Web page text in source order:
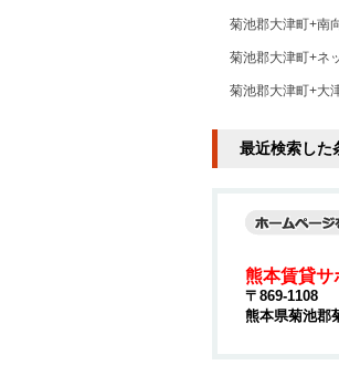
菊池郡大津町+南
菊池郡大津町+ネ
菊池郡大津町+大
最近検索した
熊本賃貸サ
〒869-1108
熊本県菊池郡